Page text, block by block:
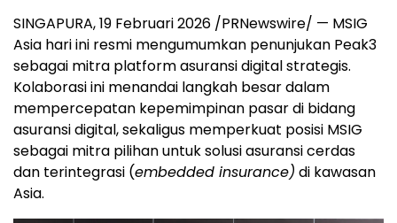
SINGAPURA, 19 Februari 2026 /PRNewswire/ — MSIG
Asia hari ini resmi mengumumkan penunjukan Peak3
sebagai mitra platform asuransi digital strategis.
Kolaborasi ini menandai langkah besar dalam
mempercepatan kepemimpinan pasar di bidang
asuransi digital, sekaligus memperkuat posisi MSIG
sebagai mitra pilihan untuk solusi asuransi cerdas
dan terintegrasi (embedded insurance) di kawasan
Asia.